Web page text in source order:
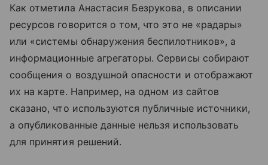
Как отметила Анастасия Безрукова, в описании
ресурсов говорится о том, что это не «радары»
или «системы обнаружения беспилотников», а
информационные агрегаторы. Сервисы собирают
сообщения о воздушной опасности и отображают
их на карте. Например, на одном из сайтов
сказано, что используются публичные источники,
а опубликованные данные нельзя использовать
для принятия решений.